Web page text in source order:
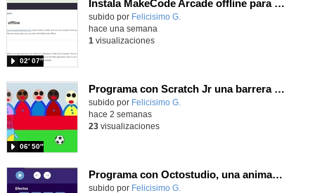
Instala MakeCode Arcade offline para programar grandes juegos sin necesidad de Internet
Contenido educativo.
subido por Felicisimo G.
02′ 07″
hace una semana
1 visualizaciones
Programa con Scratch Jr una barrera que se desplaza para dar sensación de movimiento
Contenido educativo.
subido por Felicisimo G.
06′ 50″
hace 2 semanas
23visualizaciones
Programa con Octostudio, una animación utilizando la cámara para una foto y audio y texto para comunicar.
Contenido educativo.
subido por Felicisimo G.